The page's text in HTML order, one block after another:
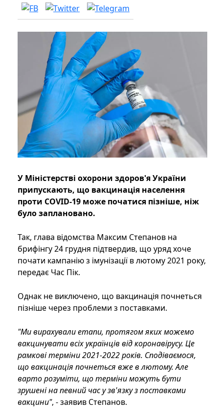
У Міністерстві охорони здоров'я України
припускають, що вакцинація населення
проти COVID-19 може початися пізніше, ніж
було заплановано.
Так, глава відомства Максим Степанов на
брифінгу 24 грудня підтвердив, що уряд хоче
почати кампанію з імунізації в лютому 2021 року,
передає Час Пік.
Однак не виключено, що вакцинація почнеться
пізніше через проблеми з поставками.
"Ми вирахували етапи, протягом яких можемо
вакцинувати всіх українців від коронавірусу. Це
рамкові терміни 2021-2022 років. Сподіваємося,
що вакцинація почнеться вже в лютому. Але
варто розуміти, що терміни можуть бути
зрушені на певний час у зв'язку з поставками
вакцини", - заявив Степанов.